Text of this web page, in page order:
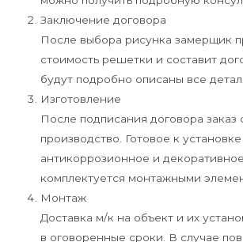
Заключение договора
После выбора рисунка замерщик
стоимость решетки и составит
будут подробно описаны все
Изготовление
После подписания договора заказ
производство. Готовое к
антикоррозионное и
комплектуется монтажными
Монтаж
Доставка м/к на объект и их
в оговоренные сроки. В случае